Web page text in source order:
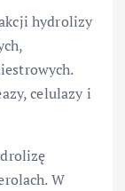
hydrolizy
celulazy i
W